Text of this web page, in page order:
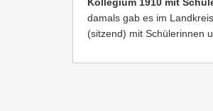
damals gab es im
(sitzend) mit Schülerinnen